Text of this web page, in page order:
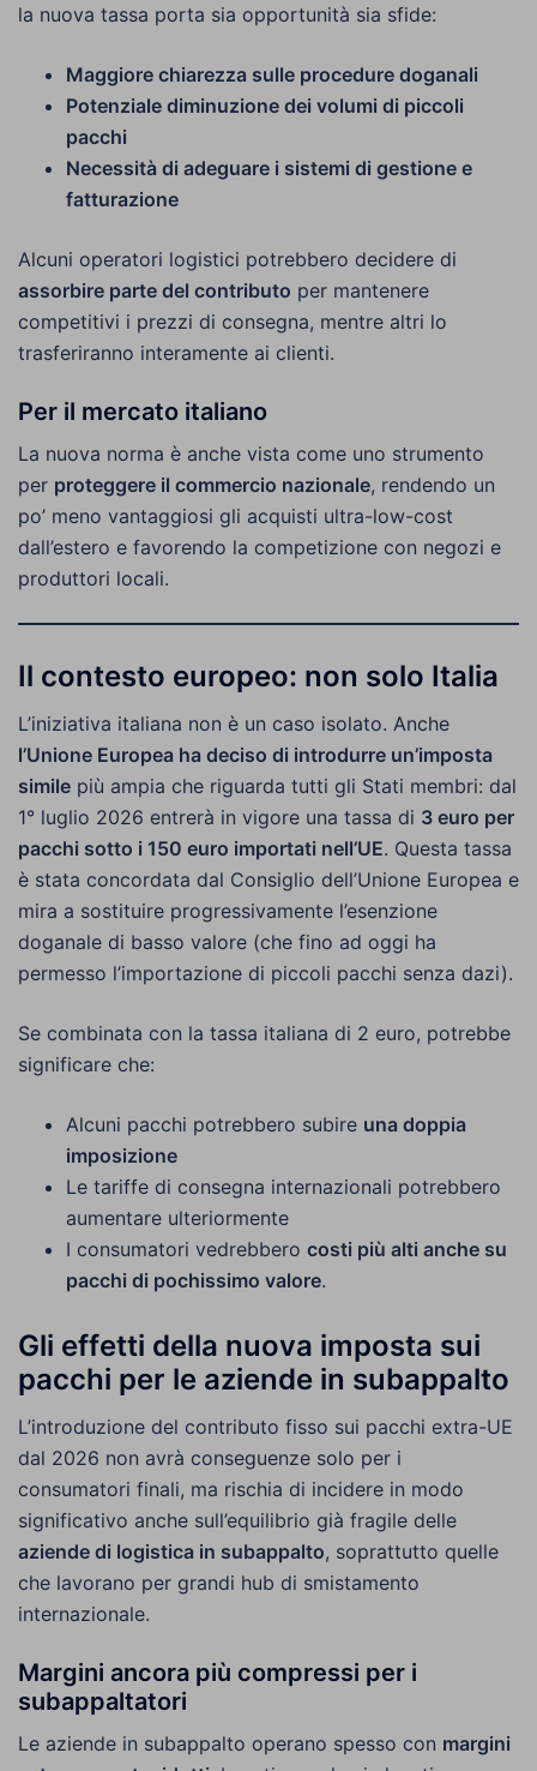
la nuova tassa porta sia opportunità sia sfide:
Maggiore chiarezza sulle procedure doganali
Potenziale diminuzione dei volumi di piccoli
pacchi
Necessità di adeguare i sistemi di gestione e
fatturazione
Alcuni operatori logistici potrebbero decidere di
assorbire parte del contributo per mantenere
competitivi i prezzi di consegna, mentre altri lo
trasferiranno interamente ai clienti.
Per il mercato italiano
La nuova norma è anche vista come uno strumento
per proteggere il commercio nazionale, rendendo un
po’ meno vantaggiosi gli acquisti ultra-low-cost
dall’estero e favorendo la competizione con negozi e
produttori locali.
Il contesto europeo: non solo Italia
L’iniziativa italiana non è un caso isolato. Anche
l’Unione Europea ha deciso di introdurre un’imposta
simile più ampia che riguarda tutti gli Stati membri: dal
1° luglio 2026 entrerà in vigore una tassa di 3 euro per
pacchi sotto i 150 euro importati nell’UE. Questa tassa
è stata concordata dal Consiglio dell’Unione Europea e
mira a sostituire progressivamente l’esenzione
doganale di basso valore (che fino ad oggi ha
permesso l’importazione di piccoli pacchi senza dazi).
Se combinata con la tassa italiana di 2 euro, potrebbe
significare che:
Alcuni pacchi potrebbero subire una doppia
imposizione
Le tariffe di consegna internazionali potrebbero
aumentare ulteriormente
I consumatori vedrebbero costi più alti anche su
pacchi di pochissimo valore.
Gli effetti della nuova imposta sui
pacchi per le aziende in subappalto
L’introduzione del contributo fisso sui pacchi extra-UE
dal 2026 non avrà conseguenze solo per i
consumatori finali, ma rischia di incidere in modo
significativo anche sull’equilibrio già fragile delle
aziende di logistica in subappalto, soprattutto quelle
che lavorano per grandi hub di smistamento
internazionale.
Margini ancora più compressi per i
subappaltatori
Le aziende in subappalto operano spesso con margini